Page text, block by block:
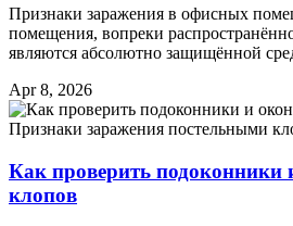
Признаки заражения в офисных
помещения, вопреки
являются абсолютно защищённой
Apr 8, 2026
Признаки заражения постельными
Как проверить
клопов